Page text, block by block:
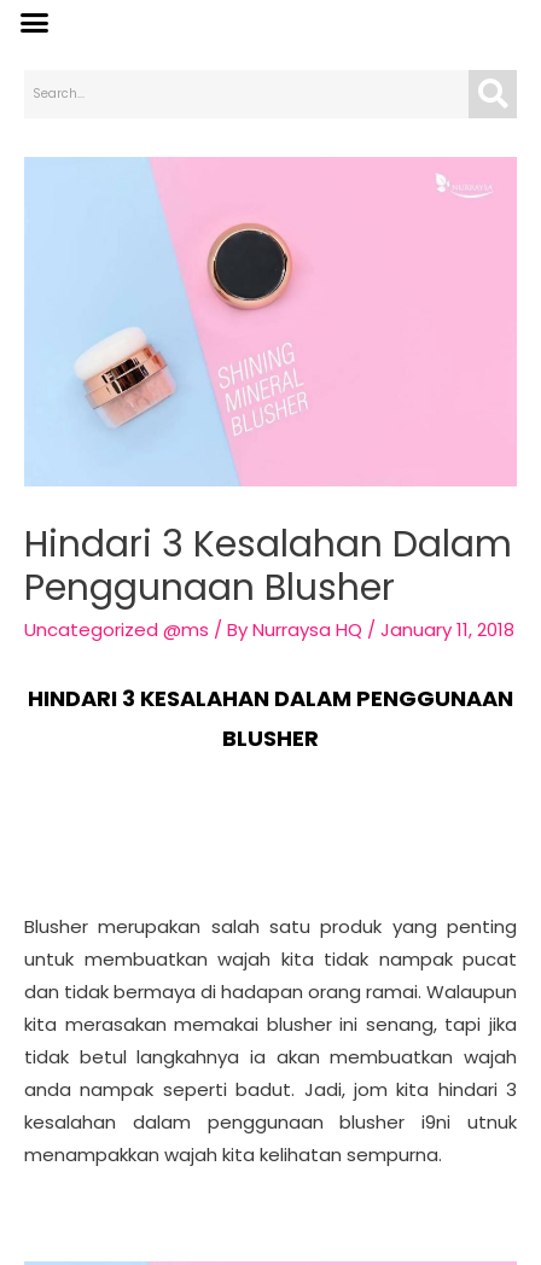
Hindari 3 Kesalahan Dalam
Penggunaan Blusher
Uncategorized @ms / ByNurraysa HQ /January 11, 2018
HINDARI 3 KESALAHAN DALAM PENGGUNAAN
BLUSHER
Blusher merupakan salah satu produk yang penting
untuk membuatkan wajah kita tidak nampak pucat
dan tidak bermaya di hadapan orang ramai. Walaupun
kita merasakan memakai blusher ini senang, tapi jika
tidak betul langkahnya ia akan membuatkan wajah
anda nampak seperti badut. Jadi, jom kita hindari 3
kesalahan dalam penggunaan blusher i9ni utnuk
menampakkan wajah kita kelihatan sempurna.